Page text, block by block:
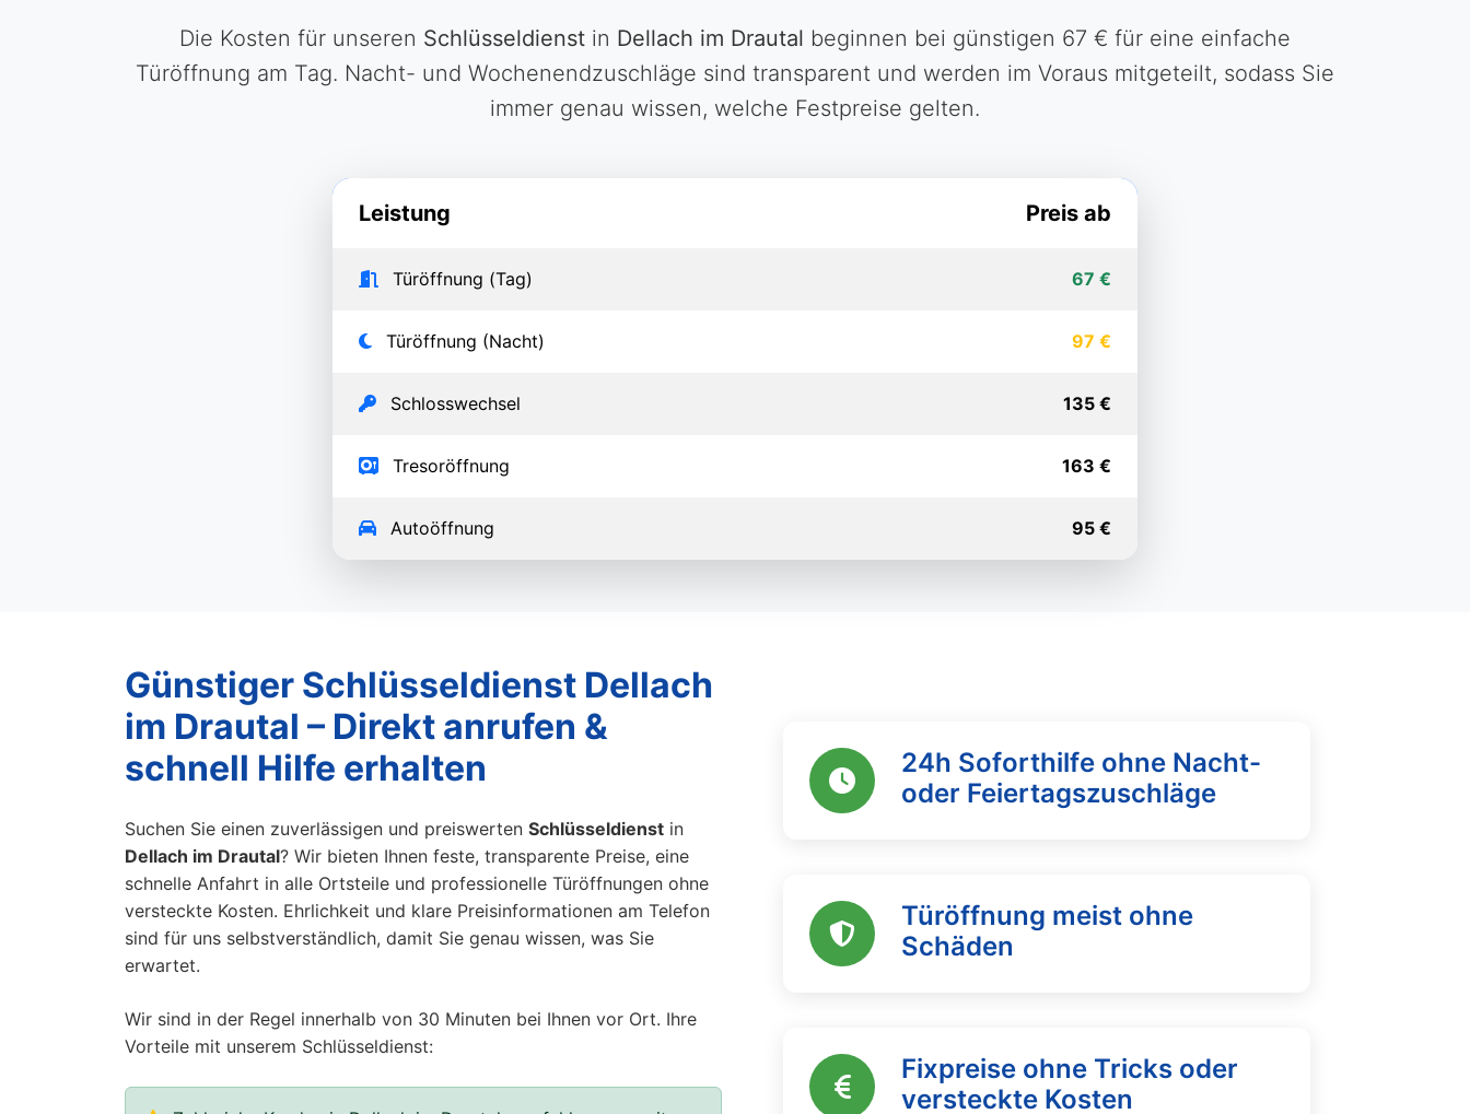
Die Kosten für unseren Schlüsseldienst in Dellach im Drautal beginnen bei günstigen 67 € für eine einfache
Türöffnung am Tag. Nacht- und Wochenendzuschläge sind transparent und werden im Voraus mitgeteilt, sodass Sie
immer genau wissen, welche Festpreise gelten.
Leistung Preis ab
Türöffnung (Tag) 67 €
Türöffnung (Nacht) 97 €
Schlosswechsel 135 €
Tresoröffnung 163 €
Autoöffnung 95 €
Günstiger Schlüsseldienst Dellach
im Drautal – Direkt anrufen &
schnell Hilfe erhalten
Suchen Sie einen zuverlässigen und preiswerten Schlüsseldienst in
Dellach im Drautal? Wir bieten Ihnen feste, transparente Preise, eine
schnelle Anfahrt in alle Ortsteile und professionelle Türöffnungen ohne
versteckte Kosten. Ehrlichkeit und klare Preisinformationen am Telefon
sind für uns selbstverständlich, damit Sie genau wissen, was Sie
erwartet.
Wir sind in der Regel innerhalb von 30 Minuten bei Ihnen vor Ort. Ihre
Vorteile mit unserem Schlüsseldienst:
24h Soforthilfe ohne Nacht-
oder Feiertagszuschläge
Türöffnung meist ohne
Schäden
Fixpreise ohne Tricks oder
versteckte Kosten